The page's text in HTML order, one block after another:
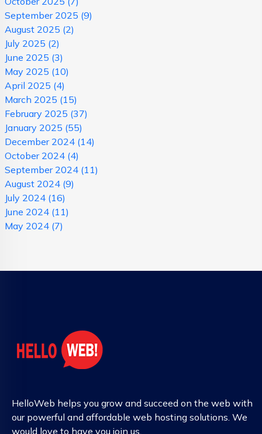
September 2025 (9)
August 2025 (2)
July 2025 (2)
June 2025 (3)
May 2025 (10)
April 2025 (4)
March 2025 (15)
February 2025 (37)
January 2025 (55)
December 2024 (14)
October 2024 (4)
September 2024 (11)
August 2024 (9)
July 2024 (16)
June 2024 (11)
May 2024 (7)
HelloWeb helps you grow and succeed on the web with
our powerful and affordable web hosting solutions. We
would love to have you join us.